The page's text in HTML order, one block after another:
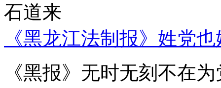
石道来
《黑龙江法制报》姓党
《黑报》无时无刻不在